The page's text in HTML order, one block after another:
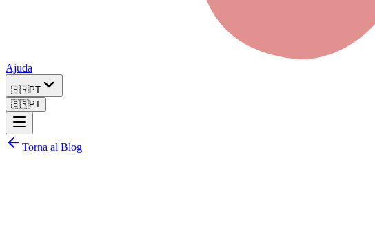
Ajuda
🇧🇷PT
🇧🇷PT
Torna al Blog